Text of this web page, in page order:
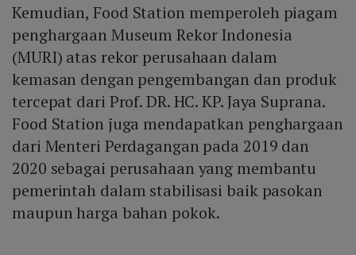
Kemudian, Food Station memperoleh piagam
penghargaan Museum Rekor Indonesia
(MURI) atas rekor perusahaan dalam
kemasan dengan pengembangan dan produk
tercepat dari Prof. DR. HC. KP. Jaya Suprana.
Food Station juga mendapatkan penghargaan
dari Menteri Perdagangan pada 2019 dan
2020 sebagai perusahaan yang membantu
pemerintah dalam stabilisasi baik pasokan
maupun harga bahan pokok.